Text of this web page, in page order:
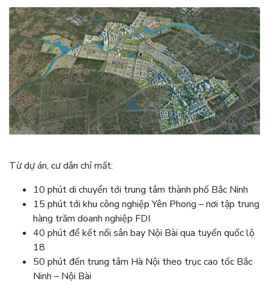
Từ dự án, cư dân chỉ mất:
10 phút di chuyển tới trung tâm thành phố Bắc Ninh
15 phút tới khu công nghiệp Yên Phong – nơi tập trung
hàng trăm doanh nghiệp FDI
40 phút để kết nối sân bay Nội Bài qua tuyến quốc lộ
18
50 phút đến trung tâm Hà Nội theo trục cao tốc Bắc
Ninh – Nội Bài